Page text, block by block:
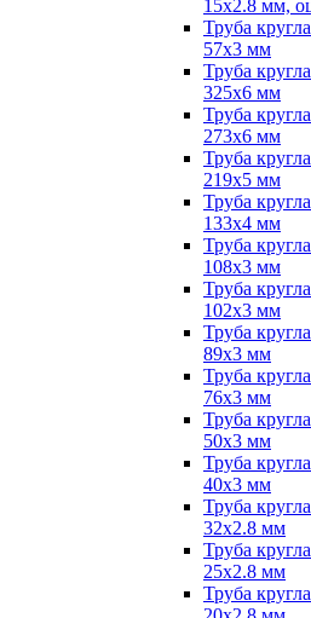
15х2.8 мм,
Труба
57х3 мм
Труба
325х6 мм
Труба
273х6 мм
Труба
219х5 мм
Труба
133х4 мм
Труба
108х3 мм
Труба
102х3 мм
Труба
89х3 мм
Труба
76х3 мм
Труба
50х3 мм
Труба
40х3 мм
Труба
32х2.8 мм
Труба
25х2.8 мм
Труба